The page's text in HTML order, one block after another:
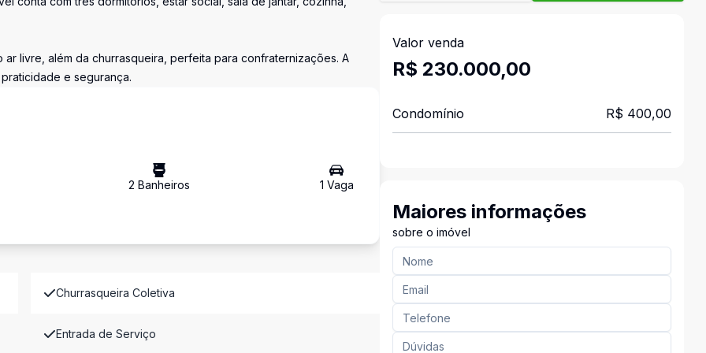
livre, além da churrasqueira, perfeita para confraternizações. A
e segurança.
2 Banheiros 1 Vaga
Churrasqueira Coletiva
Entrada de Serviço
Valor venda
R$ 230.000,00
Condomínio R$ 400,00
Maiores informações
sobre o imóvel